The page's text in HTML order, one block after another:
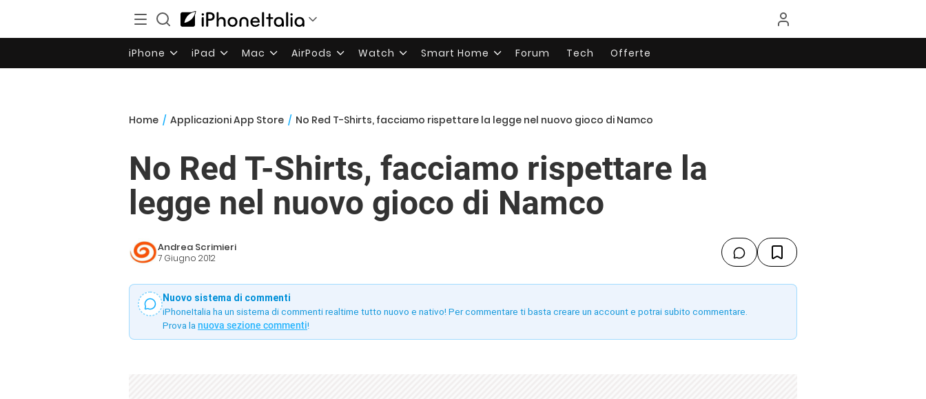
iPhone iPad Mac AirPods Watch Smart Home Forum Tech Offerte
Home / Applicazioni App Store / No Red T-Shirts, facciamo rispettare la legge nel nuovo gioco di Namco
No Red T-Shirts, facciamo rispettare la
legge nel nuovo gioco di Namco
Andrea Scrimieri
7 Giugno 2012
Nuovo sistema di commenti
iPhoneItalia ha un sistema di commenti realtime tutto nuovo e nativo! Per commentare ti basta creare un account e potrai subito commentare.
Prova la nuova sezione commenti!